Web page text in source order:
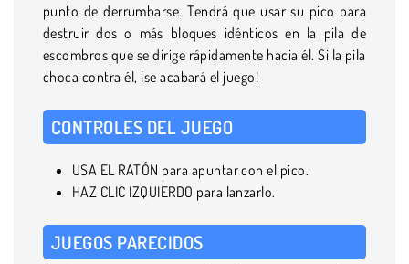
punto de derrumbarse. Tendrá que usar su pico para
destruir dos o más bloques idénticos en la pila de
escombros que se dirige rápidamente hacia él. Si la pila
choca contra él, ¡se acabará el juego!
CONTROLES DEL JUEGO
USA EL RATÓN para apuntar con el pico.
HAZ CLIC IZQUIERDO para lanzarlo.
JUEGOS PARECIDOS